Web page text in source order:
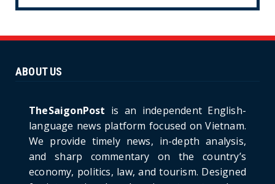
CULTURE
Ninh Bride Re-enacts...
Project: An Analysi...
June 21, 2026
HOTNEWS
Detailed Analysis of the Cooling-off Period
Law in Timeshare...
ABOUT US
TheSaigonPost is an independent English-
language news platform focused on Vietnam.
We provide timely news, in-depth analysis,
and sharp commentary on the country’s
economy, politics, law, and tourism. Designed